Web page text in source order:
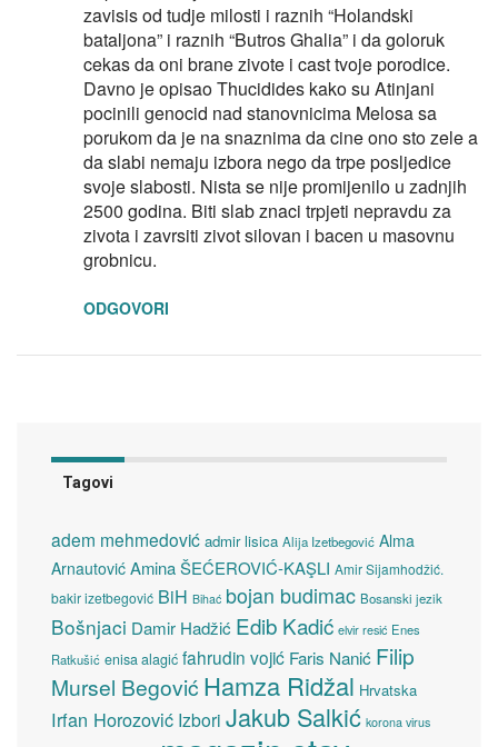
zavisis od tudje milosti i raznih “Holandski
bataljona” i raznih “Butros Ghalia” i da goloruk
cekas da oni brane zivote i cast tvoje porodice.
Davno je opisao Thucidides kako su Atinjani
pocinili genocid nad stanovnicima Melosa sa
porukom da je na snaznima da cine ono sto zele a
da slabi nemaju izbora nego da trpe posljedice
svoje slabosti. Nista se nije promijenilo u zadnjih
2500 godina. Biti slab znaci trpjeti nepravdu za
zivota i zavrsiti zivot silovan i bacen u masovnu
grobnicu.
ODGOVORI
Tagovi
adem mehmedović admir lisica Alija Izetbegović Alma
Arnautović Amina ŠEĆEROVIĆ-KAŞLI Amir Sijamhodžić.
bakir izetbegović BiH Bihać bojan budimac Bosanski jezik
Bošnjaci Damir Hadžić Edib Kadić elvir resić Enes
Ratkušić enisa alagić fahrudin vojić Faris Nanić Filip
Mursel Begović Hamza Ridžal Hrvatska
Irfan Horozović Izbori Jakub Salkić korona virus